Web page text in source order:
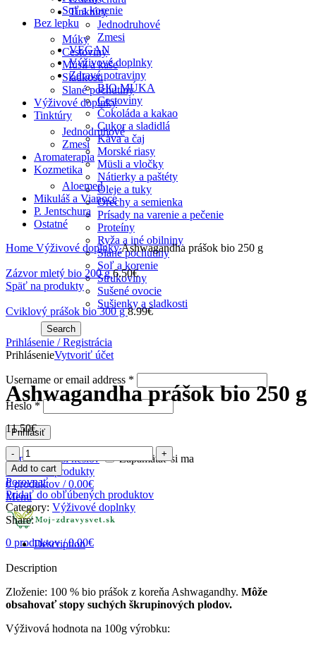
Tinktúry
Jednodruhové
Zmesi
VEGAN
Výživové doplnky
Zdravé potraviny
BIO MÚKA
Cestoviny
Čokoláda a kakao
Cukor a sladidlá
Káva a čaj
Morské riasy
Müsli a vločky
Nátierky a paštéty
Oleje a tuky
Orechy a semienka
Prísady na varenie a pečenie
Proteíny
Ryža a iné obilniny
Slané pochutiny
Soľ a korenie
Strukoviny
Sušené ovocie
Sušienky a sladkosti
Search
Prihlásenie / Registrácia
PrihlásenieVytvoriť účet
Username or email address *
Heslo *
Prihlásiť
Nepamätáte si heslo?
Zapamätať si ma
Obľúbené produkty
0produktov / 0.00€
Menu
0 produktov / 0.00€
Soľ a korenie
Bez lepku
Múky
Cestoviny
Müsli a kaše
Sladkosti
Slané pochutiny
Výživové doplnky
Tinktúry
Jednodruhové
Zmesi
Aromaterapia
Kozmetika
Aloemed
Mikuláš a Vianoce
P. Jentschura
Ostatné
Home Výživové doplnkyAshwagandha prášok bio 250 g
Zázvor mletý bio 200 g6.50€
Späť na produkty
Cviklový prášok bio 300 g8.99€
Zväčšiť obrázok
Ashwagandha prášok bio 250 g
11.50€
Ashwagandha
prášok
bio
250
g
quantity
Add to cart
Porovnať
Pridať do obľúbených produktov
Category: Výživové doplnky
Share:
Description
Description
Zloženie: 100 % bio prášok z koreňa Ashwagandhy. Môže
obsahovať stopy suchých škrupinových plodov.
Výživová hodnota na 100g výrobku: